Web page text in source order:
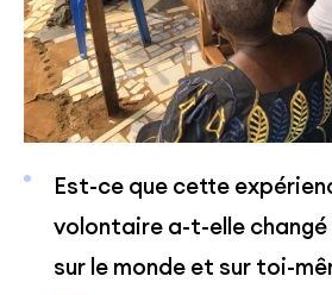
Est-ce que cette
volontaire a-t-elle
sur le monde et sur toi-